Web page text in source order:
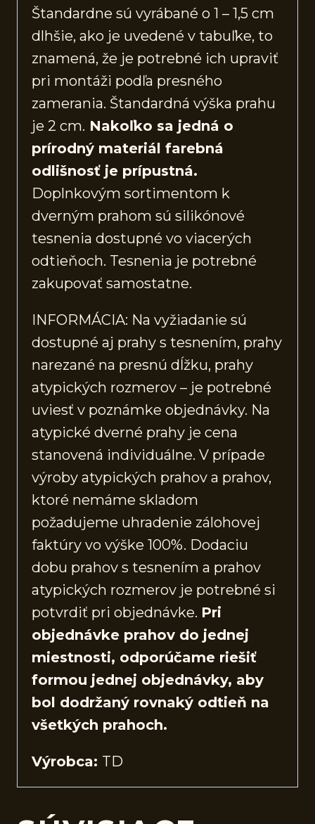
Štandardne sú vyrábané o 1 – 1,5 cm
dlhšie, ako je uvedené v tabuľke, to
znamená, že je potrebné ich upraviť
pri montáži podľa presného
zamerania. Štandardná výška prahu
je 2 cm. Nakoľko sa jedná o
prírodný materiál farebná
odlišnosť je prípustná.
Doplnkovým sortimentom k
dverným prahom sú silikónové
tesnenia dostupné vo viacerých
odtieňoch. Tesnenia je potrebné
zakupovať samostatne.
INFORMÁCIA: Na vyžiadanie sú
dostupné aj prahy s tesnením, prahy
narezané na presnú dĺžku, prahy
atypických rozmerov – je potrebné
uviesť v poznámke objednávky. Na
atypické dverné prahy je cena
stanovená individuálne. V prípade
výroby atypických prahov a prahov,
ktoré nemáme skladom
požadujeme uhradenie zálohovej
faktúry vo výške 100%. Dodaciu
dobu prahov s tesnením a prahov
atypických rozmerov je potrebné si
potvrdiť pri objednávke. Pri
objednávke prahov do jednej
miestnosti, odporúčame riešiť
formou jednej objednávky, aby
bol dodržaný rovnaký odtieň na
všetkých prahoch.
Výrobca: TD